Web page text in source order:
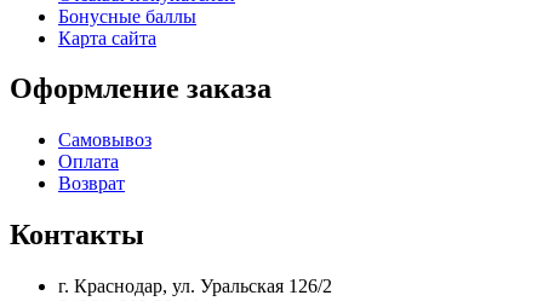
Бонусные баллы
Карта сайта
Оформление заказа
Самовывоз
Оплата
Возврат
Контакты
г. Краснодар, ул. Уральская 126/2